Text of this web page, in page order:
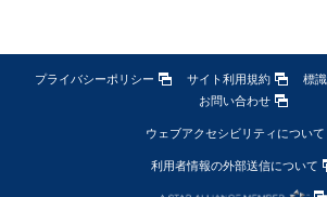
プライバシーポリシー サイト利用規約
標
お問い合わせ
ウェブアクセシビリティについて
利用者情報の外部送信について